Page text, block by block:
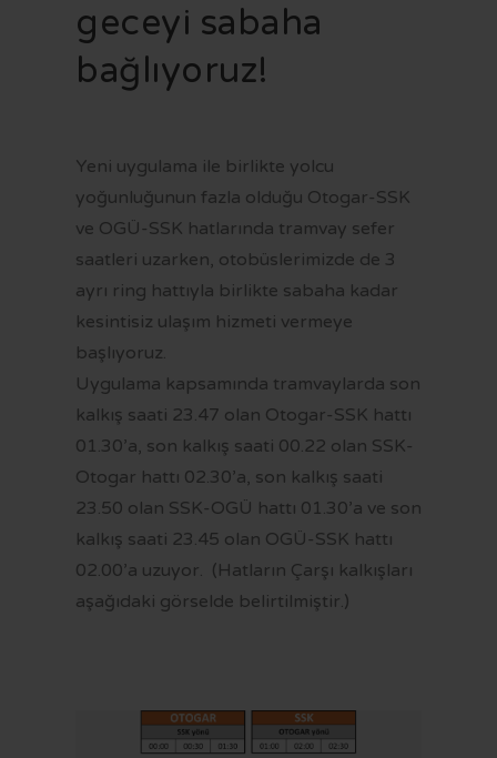
OTOBÜS SAATLERİ
TRAMVAY SAATLERİ
MİNİBÜS GÜZERGAHLARI
geceyi sabaha
bağlıyoruz!
Yeni uygulama ile birlikte yolcu
yoğunluğunun fazla olduğu Otogar-SSK
ve OGÜ-SSK hatlarında tramvay sefer
saatleri uzarken, otobüslerimizde de 3
ayrı ring hattıyla birlikte sabaha kadar
kesintisiz ulaşım hizmeti vermeye
başlıyoruz.
Uygulama kapsamında tramvaylarda son
kalkış saati 23.47 olan Otogar-SSK hattı
01.30’a, son kalkış saati 00.22 olan SSK-
Otogar hattı 02.30’a, son kalkış saati
23.50 olan SSK-OGÜ hattı 01.30’a ve son
kalkış saati 23.45 olan OGÜ-SSK hattı
02.00’a uzuyor. (Hatların Çarşı kalkışları
aşağıdaki görselde belirtilmiştir.)